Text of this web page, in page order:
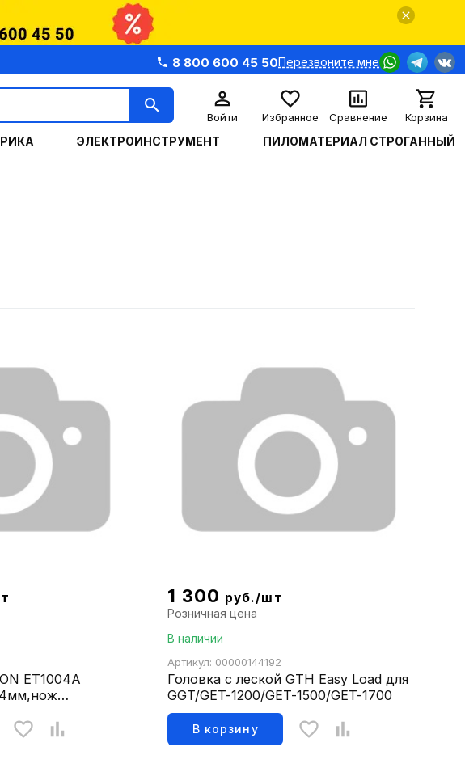
8 800 600 45 50Перезвоните мне
Войти Избранное Сравнение Корзина
ЭЛЕКТРОИНСТРУМЕНТ ПИЛОМАТЕРИАЛ СТРОГАННЫЙ
ET1004A
1 300 руб./шт
Розничная цена
В наличии
Артикул: 00000144192
Головка с леской GTH Easy Load для
GGT/GET-1200/GET-1500/GET-1700
В корзину